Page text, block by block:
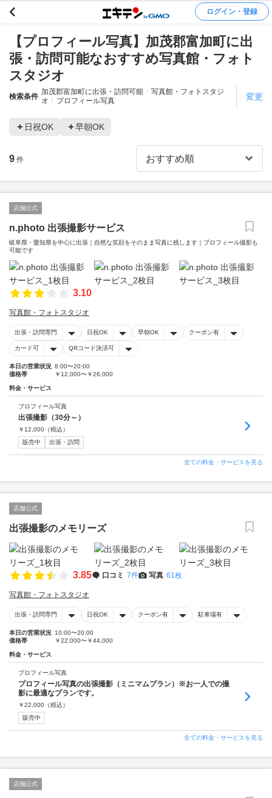
ログイン・登録
【プロフィール写真】加茂郡富加町に出
張・訪問可能なおすすめ写真館・フォト
スタジオ
検索条件
加茂郡富加町に出張・訪問可能
写真館・フォトスタジ
オ
プロフィール写真 変更
日祝OK 早朝OK
9 件
店舗公式
n.photo 出張撮影サービス
岐阜県・愛知県を中心に出張｜自然な笑顔をそのまま写真に残します｜プロフィール撮影も
可能です
3.10
写真館・フォトスタジオ
出張・訪問専門 日祝OK 早朝OK クーポン有
カード可 QRコード決済可
本日の営業状況 8:00〜20:00
価格帯
￥12,000〜￥26,000
料金・サービス
プロフィール写真
出張撮影（30分～）
￥ 12,000 （税込）
販売中
出張・訪問
全ての料金・サービスを見る
店舗公式
出張撮影のメモリーズ
3.85 口コミ 7件 写真 61枚
写真館・フォトスタジオ
出張・訪問専門 日祝OK クーポン有 駐車場有
本日の営業状況 10:00〜20:00
価格帯
￥22,000〜￥44,000
料金・サービス
プロフィール写真
プロフィール写真の出張撮影（ミニマムプラン）※お一人での撮
影に最適なプランです。
￥22,000 （税込）
販売中
全ての料金・サービスを見る
店舗公式